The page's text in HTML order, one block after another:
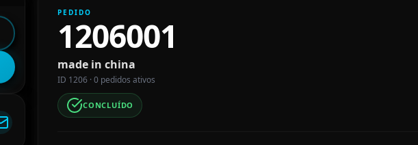
PEDIDO
1206001
made in china
ID 1206 · 0 pedidos ativos
CONCLUÍDO